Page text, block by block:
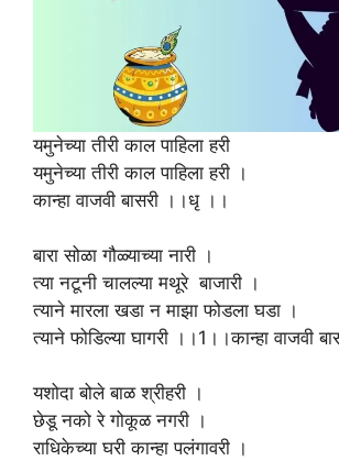
यमुनेच्या तीरी काल पाहिला हरी
यमुनेच्या तीरी काल पाहिला हरी ।
कान्हा वाजवी बासरी ।।धृ ।।
बारा सोळा गौळ्याच्या नारी ।
त्या नटूनी चालल्या मथूरे बाजारी ।
त्याने मारला खडा न माझा फोडला घडा ।
त्याने फोडिल्या घागरी ।।1।।कान्हा वाजवी
यशोदा बोले बाळ श्रीहरी ।
छेडू नको रे गोकूळ नगरी ।
राधिकेच्या घरी कान्हा पलंगावरी ।